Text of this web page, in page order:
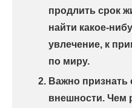
продлить срок
найти какое-
увлечение, к
по миру.
Важно признать
внешности. Чем